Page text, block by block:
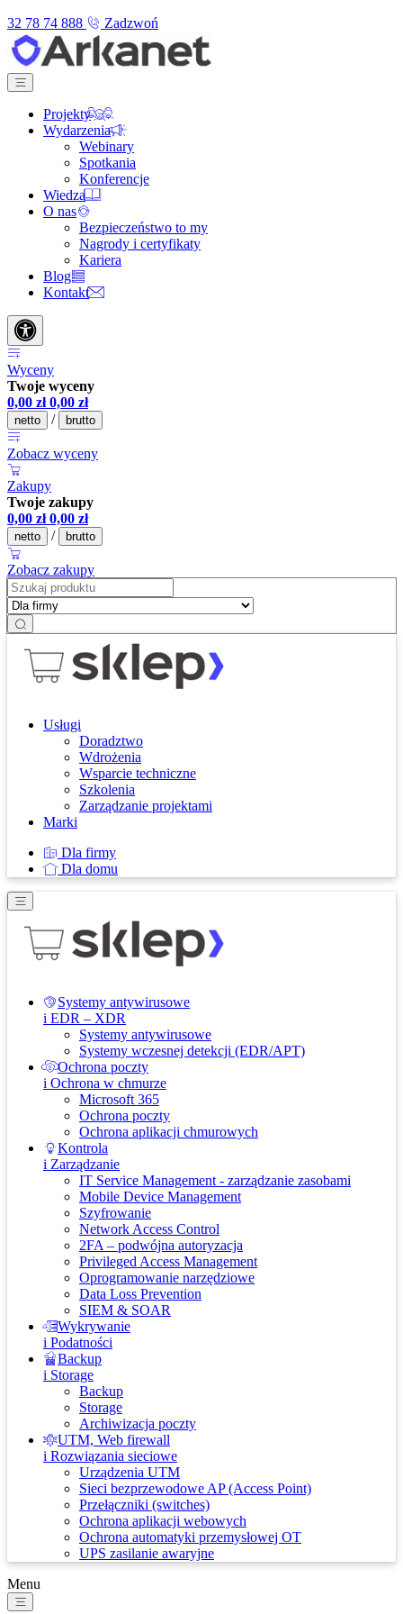
32 78 74 888
Zadzwoń
Projekty
Wydarzenia
Webinary
Spotkania
Konferencje
Wiedza
O nas
Bezpieczeństwo to my
Nagrody i certyfikaty
Kariera
Blog
Kontakt
Wyceny
Twoje wyceny
0,00 zł 0,00 zł
netto / brutto
Zobacz wyceny
Zakupy
Twoje zakupy
0,00 zł 0,00 zł
netto / brutto
Zobacz zakupy
Usługi
Doradztwo
Wdrożenia
Wsparcie techniczne
Szkolenia
Zarządzanie projektami
Marki
Dla firmy
Dla domu
Systemy antywirusowe
i EDR – XDR
Systemy antywirusowe
Systemy wczesnej detekcji (EDR/APT)
Ochrona poczty
i Ochrona w chmurze
Microsoft 365
Ochrona poczty
Ochrona aplikacji chmurowych
Kontrola
i Zarządzanie
IT Service Management - zarządzanie zasobami
Mobile Device Management
Szyfrowanie
Network Access Control
2FA – podwójna autoryzacja
Privileged Access Management
Oprogramowanie narzędziowe
Data Loss Prevention
SIEM & SOAR
Wykrywanie
i Podatności
Backup
i Storage
Backup
Storage
Archiwizacja poczty
UTM, Web firewall
i Rozwiązania sieciowe
Urządzenia UTM
Sieci bezprzewodowe AP (Access Point)
Przełączniki (switches)
Ochrona aplikacji webowych
Ochrona automatyki przemysłowej OT
UPS zasilanie awaryjne
Menu